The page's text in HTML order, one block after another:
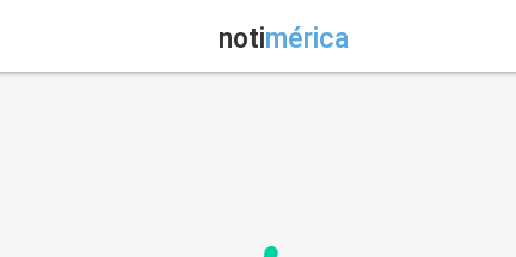
notimérica